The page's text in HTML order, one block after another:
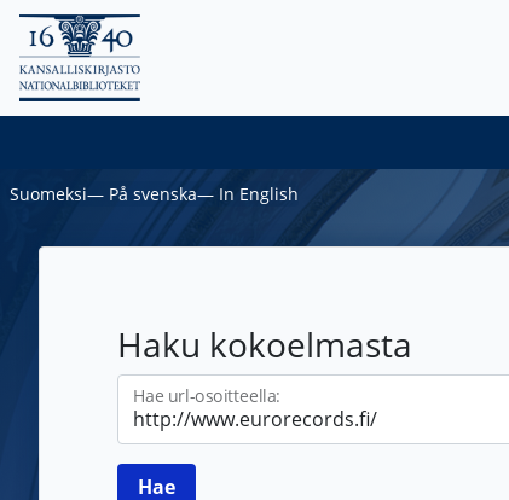
Suomeksi― På svenska― In English
Haku kokoelmasta
Hae url-osoitteella: